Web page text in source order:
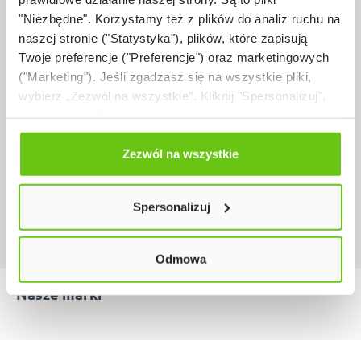
"Niezbędne". Korzystamy też z plików do analiz ruchu na
naszej stronie ("Statystyka"), plików, które zapisują
Twoje preferencje ("Preferencje") oraz marketingowych
("Marketing"). Jeśli zgadzasz się na wszystkie pliki,
wybierz „Zezwól na wszystkie”. Kliknij "Spersonalizuj",
Odmów zgody poprzez przycisk „Odmowa”. Wtedy
użyjemy tylko plików niezbędnych dla naszej strony.
Twój wybór możesz zmienić przez kliknięcie przycisku w
Polityce prywatności
Zezwól na wszystkie
Spersonalizuj
Odmowa
Dostępny
Siedzisko Modern Plus narożne
Kod produktu: 046079
699,90 zł
Nasze marki